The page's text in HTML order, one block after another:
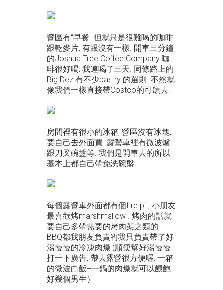
營區有“早餐" 但就只是很難喝的咖啡
跟乾麥片, 有跟沒有一樣. 開車三分鐘
的Joshua Tree Coffee Company 咖
啡很好喝, 我連喝了三天. 同條路上的
Big Dez 有不少pastry 的選則. 不然就
像我們一樣直接帶Costco的可頌去.
房間裡有很小的冰箱, 營區沒有冰塊,
要自己去外面買. 露營車裡有微波爐
跟刀叉碗盤等. 我們是開車去的所以
基本上都自己帶免洗碗盤.
每個露營車外面都有個fire pit, 小朋友
最喜歡烤marshmallow . 烤肉的話就
要自己多帶需要的烤肉架之類的.
BBQ都我朋友負責的我只負責帶了好
湯慢慢的冷凍肉燥 (順便幫好湯慢慢
打一下廣告, 帶去露營很方便喔, 一箱
的微波白飯+一鍋的肉燥就可以餵飽
好幾個男生）